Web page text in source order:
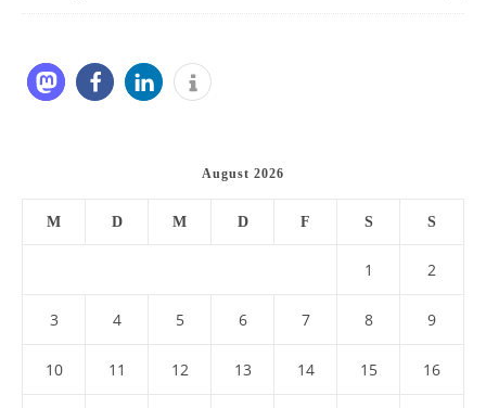
August 2026
M D M D F S S
1 2
3 4 5 6 7 8 9
10 11 12 13 14 15 16